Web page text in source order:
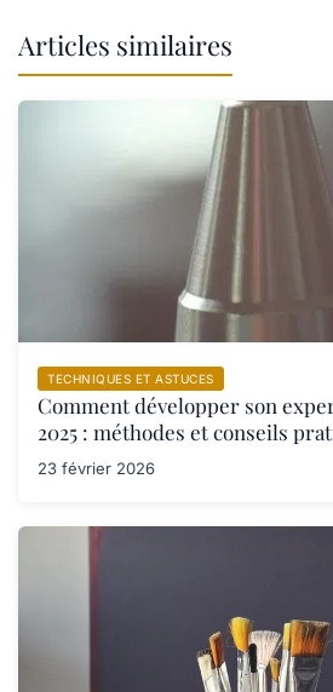
Articles similaires
TECHNIQUES ET ASTUCES
Comment développer son
2025 : méthodes et conseils
23 février 2026